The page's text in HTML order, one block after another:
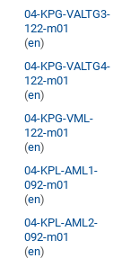
04-KPG-VALTG3-
122-m01
(en)
04-KPG-VALTG4-
122-m01
(en)
04-KPG-VML-
122-m01
(en)
04-KPL-AML1-
092-m01
(en)
04-KPL-AML2-
092-m01
(en)